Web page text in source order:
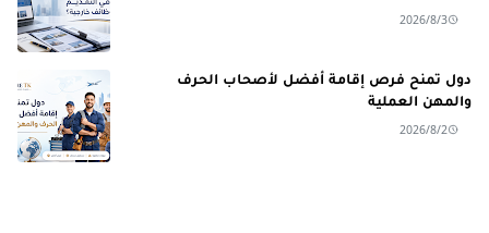
2026/8/3
دول تمنح فرص إقامة أفضل لأصحاب الحرف
والمهن العملية
2026/8/2